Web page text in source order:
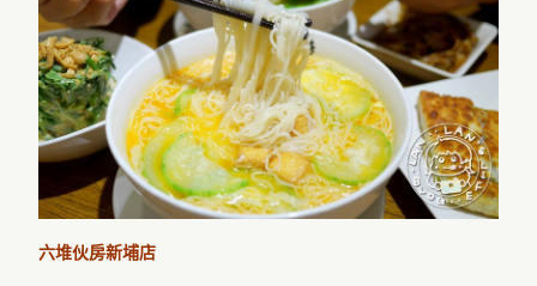
六堆伙房新埔店